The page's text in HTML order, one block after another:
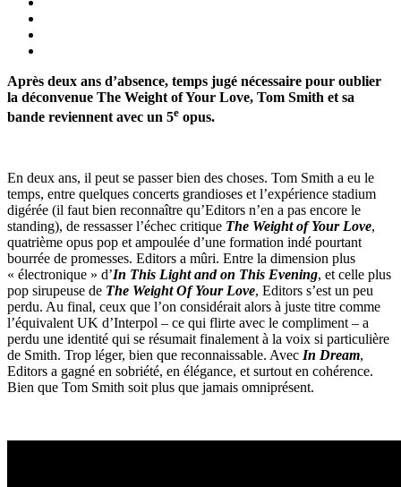
Après deux ans d’absence, temps jugé nécessaire pour oublier
la déconvenue The Weight of Your Love, Tom Smith et sa
bande reviennent avec un 5e opus.
En deux ans, il peut se passer bien des choses. Tom Smith a eu le
temps, entre quelques concerts grandioses et l’expérience stadium
digérée (il faut bien reconnaître qu’Editors n’en a pas encore le
standing), de ressasser l’échec critique The Weight of Your Love,
quatrième opus pop et ampoulée d’une formation indé pourtant
bourrée de promesses. Editors a mûri. Entre la dimension plus
« électronique » d’In This Light and on This Evening, et celle plus
pop sirupeuse de The Weight Of Your Love, Editors s’est un peu
perdu. Au final, ceux que l’on considérait alors à juste titre comme
l’équivalent UK d’Interpol – ce qui flirte avec le compliment – a
perdu une identité qui se résumait finalement à la voix si particulière
de Smith. Trop léger, bien que reconnaissable. Avec In Dream,
Editors a gagné en sobriété, en élégance, et surtout en cohérence.
Bien que Tom Smith soit plus que jamais omniprésent.